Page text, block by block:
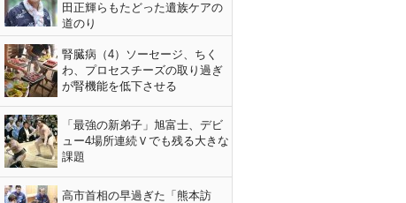
田正輝らもたどった遺族ケアの
道のり
腎臓病（4）ソーセージ、ちく
わ、プロセスチーズの取り過ぎ
が腎機能を低下させる
「最強の新弟子」旭富士、デビ
ュー4場所連続Ｖでも残る大きな
課題
高市首相の早過ぎた「熊本訪